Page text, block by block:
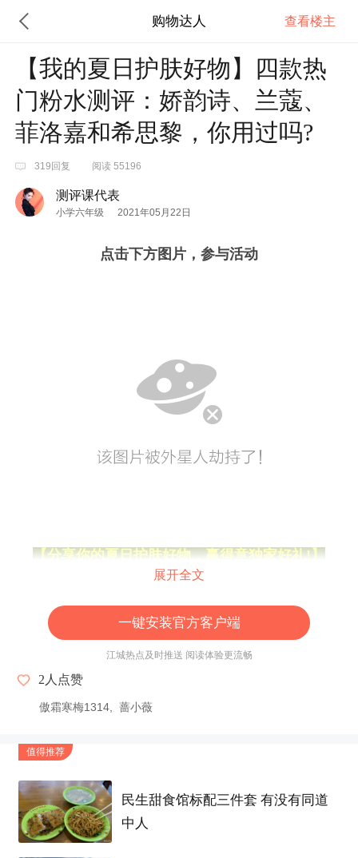
购物达人 查看楼主
【我的夏日护肤好物】四款热
门粉水测评：娇韵诗、兰蔻、
菲洛嘉和希思黎，你用过吗?
319回复 阅读 55196
测评课代表
小学六年级 2021年05月22日
点击下方图片，参与活动
【分享你的夏日护肤好物，赢得意独家好礼!】
今天就给大家带来这四款大粉水区别测评！
这四个牌子的产品相信大家肯定也不会陌生，
展开全文
一键安装官方客户端
江城热点及时推送 阅读体验更流畅
2 人点赞
傲霜寒梅1314 蔷小薇
值得推荐
民生甜食馆标配三件套 有没有同道
中人